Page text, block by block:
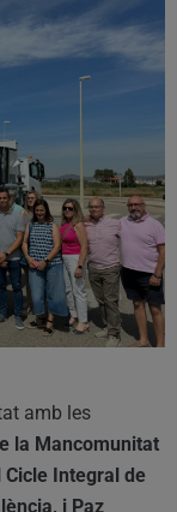
amb les
la Mancomunitat
Cicle Integral de
i Paz